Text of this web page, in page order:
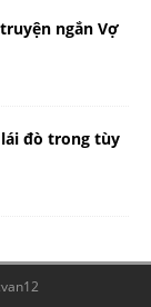
ngắn Vợ
đò trong tùy